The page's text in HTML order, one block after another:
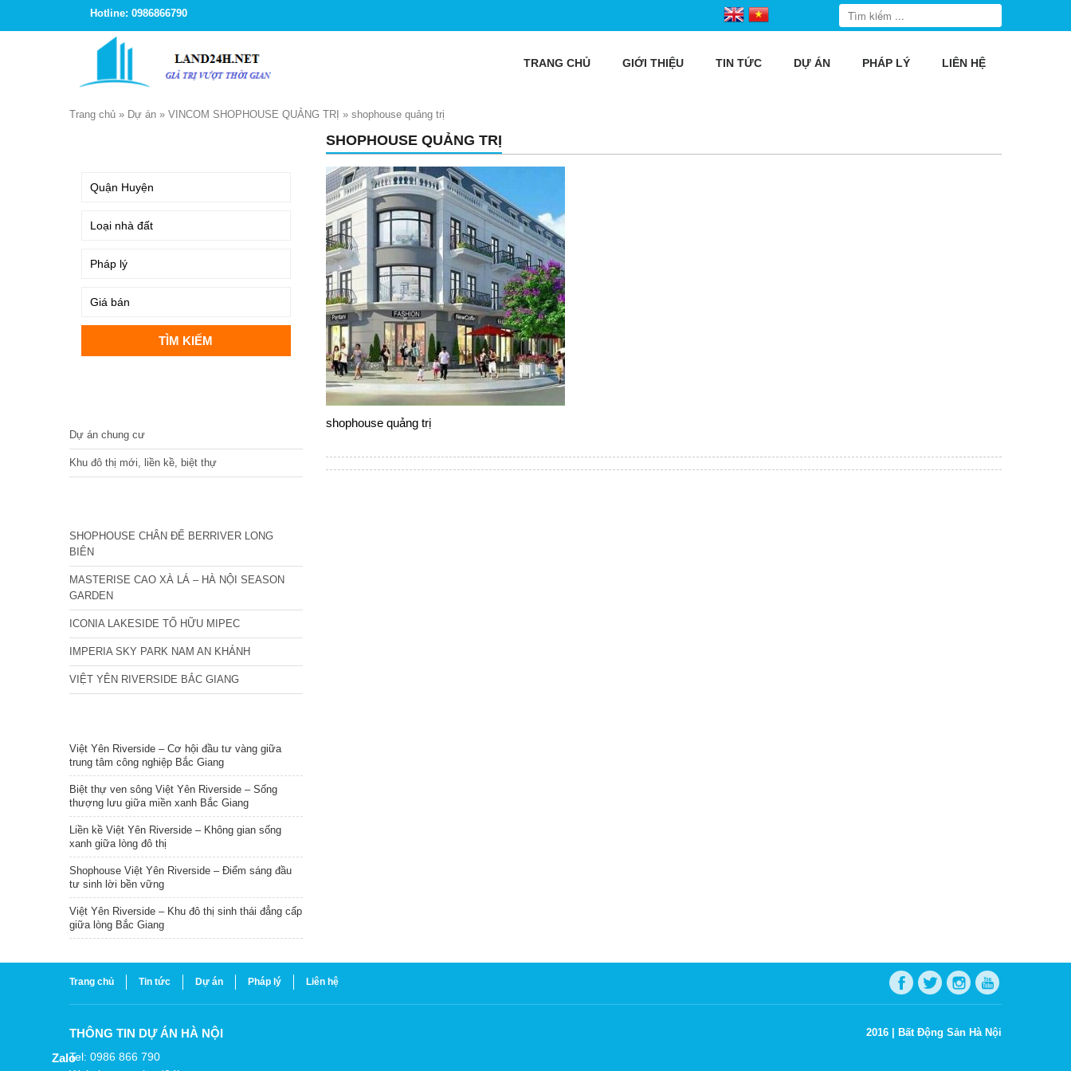
Hotline: 0986866790
TRANG CHỦ GIỚI THIỆU TIN TỨC DỰ ÁN PHÁP LÝ LIÊN HỆ
Trang chủ » Dự án » VINCOM SHOPHOUSE QUẢNG TRỊ » shophouse quảng trị
SHOPHOUSE QUẢNG TRỊ
shophouse quảng trị
Dự án chung cư
Khu đô thị mới, liền kề, biệt thự
SHOPHOUSE CHÂN ĐẾ BERRIVER LONG
BIÊN
MASTERISE CAO XÀ LÁ – HÀ NỘI SEASON
GARDEN
ICONIA LAKESIDE TỐ HỮU MIPEC
IMPERIA SKY PARK NAM AN KHÁNH
VIỆT YÊN RIVERSIDE BẮC GIANG
Việt Yên Riverside – Cơ hội đầu tư vàng giữa
trung tâm công nghiệp Bắc Giang
Biệt thự ven sông Việt Yên Riverside – Sống
thượng lưu giữa miền xanh Bắc Giang
Liền kề Việt Yên Riverside – Không gian sống
xanh giữa lòng đô thị
Shophouse Việt Yên Riverside – Điểm sáng đầu
tư sinh lời bền vững
Việt Yên Riverside – Khu đô thị sinh thái đẳng cấp
giữa lòng Bắc Giang
Trang chủ Tin tức Dự án Pháp lý Liên hệ
THÔNG TIN DỰ ÁN HÀ NỘI
Tel: 0986 866 790
2016 | Bất Động Sản Hà Nội
Zalo